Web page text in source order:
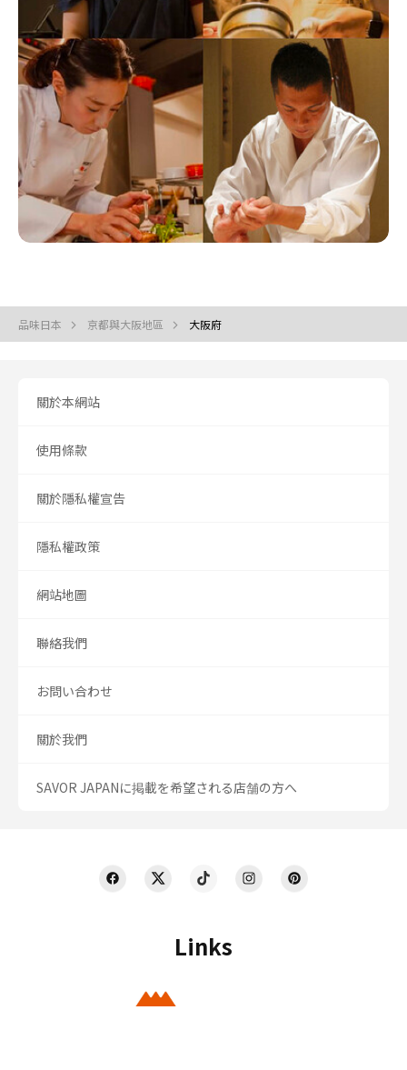
品味日本 京都與大阪地區 大阪府
Links
關於本網站
使用條款
關於隱私權宣告
隱私權政策
網站地圖
聯絡我們
お問い合わせ
關於我們
SAVOR JAPANに掲載を希望される店舗の方へ